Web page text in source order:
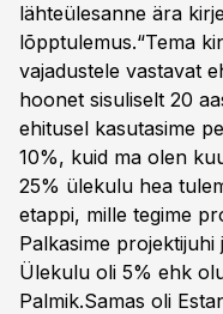
lähteülesanne ära
lõpptulemus.“Tema
vajadustele vastavat
hoonet sisuliselt 20
ehitusel kasutasime
10%, kuid ma olen
25% ülekulu hea
etappi, mille tegime
Palkasime projektijuhi
Ülekulu oli 5% ehk
Palmik.Samas oli